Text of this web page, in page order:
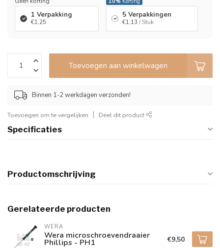
1 Verpakking
€1,25
5 Verpakkingen
€1,13 / Stuk
Toevoegen aan winkelwagen
Binnen 1-2 werkdagen verzonden!
Toevoegen om te vergelijken Deel dit product
Specificaties
Productomschrijving
Gerelateerde producten
WERA
Wera microschroevendraaier
Phillips - PH1 €9,50